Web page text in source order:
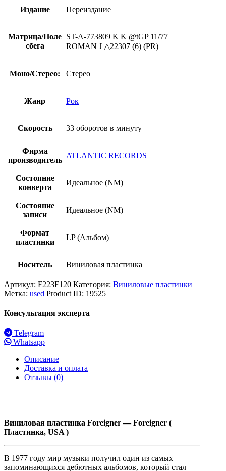
Издание Переиздание
Матрица/Поле
сбега
ST-A-773809 K K @tGP 11/77
ROMAN J △22307 (6) (PR)
Моно/Стерео: Стерео
Жанр Рок
Скорость 33 оборотов в минуту
Фирма
производитель
ATLANTIC RECORDS
Состояние
конверта
Идеальное (NM)
Состояние
записи
Идеальное (NM)
Формат
пластинки
LP (Альбом)
Носитель Виниловая пластинка
Артикул: F223F120 Категория: Виниловые пластинки
Метка: used Product ID: 19525
Консультация эксперта
Telegram
Whatsapp
Описание
Доставка и оплата
Отзывы (0)
Виниловая пластинка Foreigner — Foreigner (
Пластинка, USA )
В 1977 году мир музыки получил один из самых
запоминающихся дебютных альбомов, который стал